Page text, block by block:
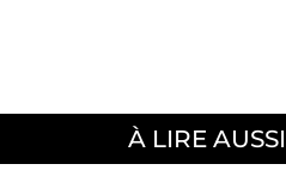
À LIRE AUSSI